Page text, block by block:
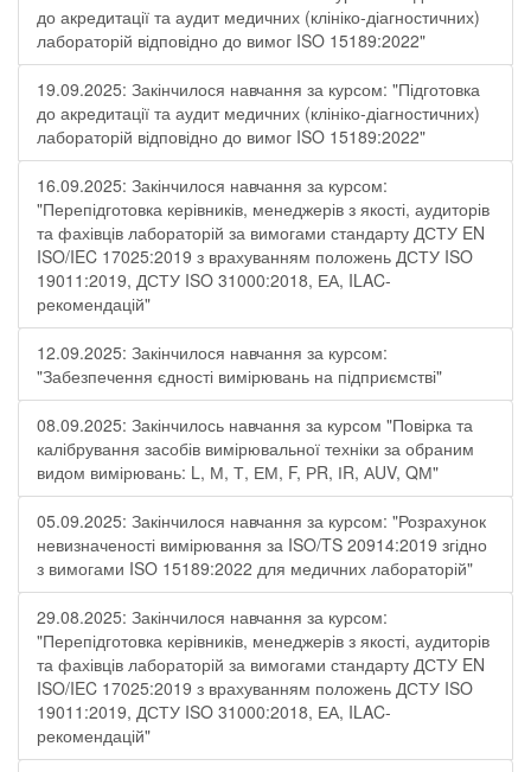
до акредитації та аудит медичних (клініко-діагностичних)
лабораторій відповідно до вимог ISO 15189:2022"
19.09.2025: Закінчилося навчання за курсом: "Підготовка
до акредитації та аудит медичних (клініко-діагностичних)
лабораторій відповідно до вимог ISO 15189:2022"
16.09.2025: Закінчилося навчання за курсом:
"Перепідготовка керівників, менеджерів з якості, аудиторів
та фахівців лабораторій за вимогами стандарту ДСТУ EN
ISO/IEC 17025:2019 з врахуванням положень ДСТУ ISO
19011:2019, ДСТУ ISO 31000:2018, ЕА, ILAC-
рекомендацій"
12.09.2025: Закінчилося навчання за курсом:
"Забезпечення єдності вимірювань на підприємстві"
08.09.2025: Закінчилось навчання за курсом "Повірка та
калібрування засобів вимірювальної техніки за обраним
видом вимірювань: L, М, Т, ЕМ, F, РR, ІR, АUV, QМ"
05.09.2025: Закінчилося навчання за курсом: "Розрахунок
невизначеності вимірювання за ISO/TS 20914:2019 згідно
з вимогами ISO 15189:2022 для медичних лабораторій"
29.08.2025: Закінчилося навчання за курсом:
"Перепідготовка керівників, менеджерів з якості, аудиторів
та фахівців лабораторій за вимогами стандарту ДСТУ EN
ISO/IEC 17025:2019 з врахуванням положень ДСТУ ISO
19011:2019, ДСТУ ISO 31000:2018, ЕА, ILAC-
рекомендацій"